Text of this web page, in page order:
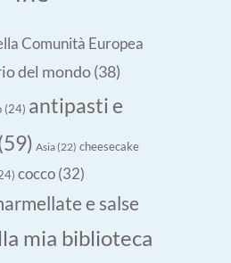
Comunità Europea
del mondo(38)
(24) antipasti e
Asia(22) cheesecake
cocco (32)
e salse
mia biblioteca